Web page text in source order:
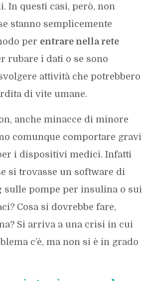
In questi casi, però, non
stanno semplicemente
per entrare nella rete
rubare i dati o se sono
attività che potrebbero
di vite umane.
anche minacce di minore
comunque comportare gravi
i dispositivi medici. Infatti
si trovasse un software di
sulle pompe per insulina o sui
Cosa si dovrebbe fare,
Si arriva a una crisi in cui
c’è, ma non si è in grado